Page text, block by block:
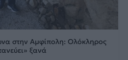
στην Αμφίπολη: Ολόκληρος
ξανά